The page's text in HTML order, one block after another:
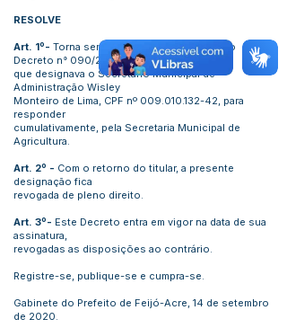
RESOLVE
Art. 1º- Torna sem efeito a partir desta data o
Decreto n° 090/2020,
que designava o Secretário Municipal de
Administração Wisley
Monteiro de Lima, CPF nº 009.010.132-42, para
responder
cumulativamente, pela Secretaria Municipal de
Agricultura.
Art. 2º - Com o retorno do titular, a presente
designação fica
revogada de pleno direito.
Art. 3º- Este Decreto entra em vigor na data de sua
assinatura,
revogadas as disposições ao contrário.
Registre-se, publique-se e cumpra-se.
Gabinete do Prefeito de Feijó-Acre, 14 de setembro
de 2020.